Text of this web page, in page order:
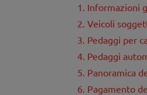
1. Informazioni
2. Veicoli
3. Pedaggi per
4. Pedaggi
5. Panoramica
6. Pagamento